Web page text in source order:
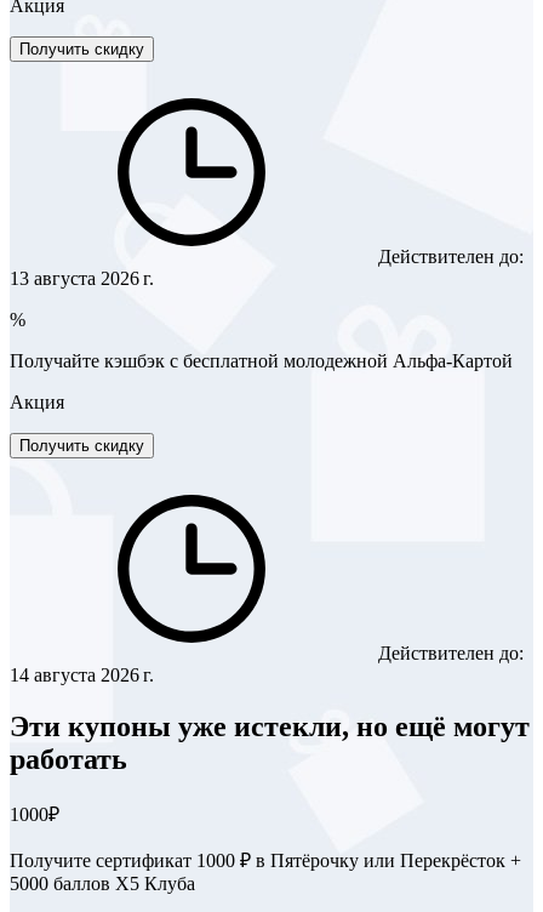
Акция
Получить скидку
Действителен до:
13 августа 2026 г.
%
Получайте кэшбэк с бесплатной молодежной Альфа-Картой
Акция
Получить скидку
Действителен до:
14 августа 2026 г.
Эти купоны уже истекли, но ещё могут
работать
1000₽
Получите сертификат 1000 ₽ в Пятёрочку или Перекрёсток +
5000 баллов Х5 Клуба